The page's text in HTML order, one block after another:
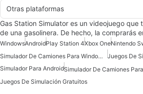
Otras plataformas
Gas Station Simulator es un videojuego que
de una gasolinera. De hecho, la comprarás
WindowsAndroidPlay Station 4Xbox OneNintendo
Simulador De Camiones Para Windows 7
Juegos De
Simulador Para Android
Juegos De Simulación Gratuitos